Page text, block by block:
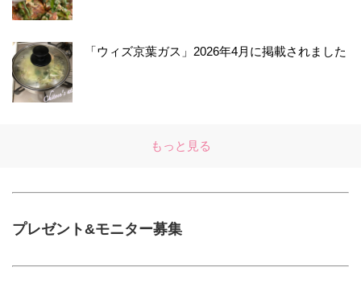
「ウィズ京葉ガス」2026年4月に掲載されました
もっと見る
プレゼント&モニター募集